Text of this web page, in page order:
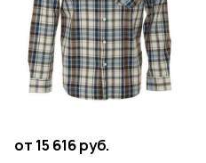
от 15 616 руб.